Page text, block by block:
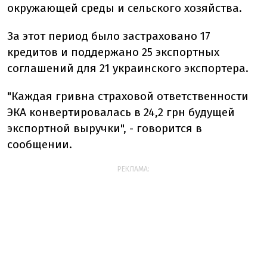
окружающей среды и сельского хозяйства.
За этот период было застраховано 17
кредитов и поддержано 25 экспортных
соглашений для 21 украинского экспортера.
"Каждая гривна страховой ответственности
ЭКА конвертировалась в 24,2 грн будущей
экспортной выручки", - говорится в
сообщении.
РЕКЛАМА: